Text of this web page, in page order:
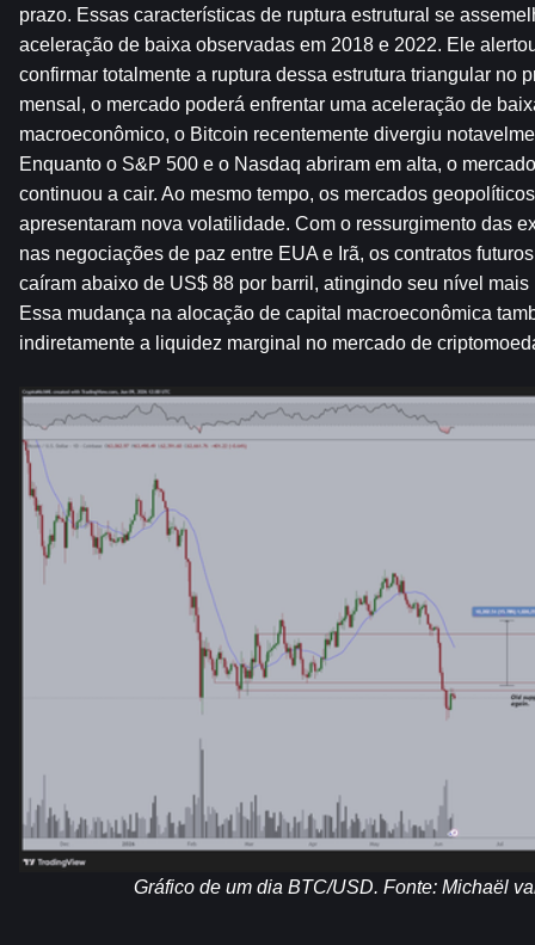
prazo. Essas características de ruptura estrutural se
aceleração de baixa observadas em 2018 e 2022. Ele
confirmar totalmente a ruptura dessa estrutura triangular no
mensal, o mercado poderá enfrentar uma aceleração de
macroeconômico, o Bitcoin recentemente divergiu
Enquanto o S&P 500 e o Nasdaq abriram em alta, o
continuou a cair. Ao mesmo tempo, os mercados
apresentaram nova volatilidade. Com o ressurgimento das
nas negociações de paz entre EUA e Irã, os contratos
caíram abaixo de US$ 88 por barril, atingindo seu nível
Essa mudança na alocação de capital macroeconômica
indiretamente a liquidez marginal no mercado de
Gráfico de um dia BTC/USD. Fonte: Michaël